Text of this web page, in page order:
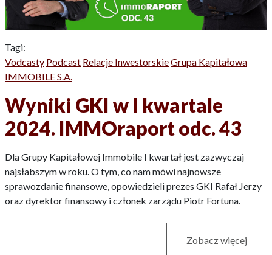
Tagi:
Vodcasty Podcast Relacje InwestorskieGrupa Kapitałowa
IMMOBILE S.A.
Wyniki GKI w I kwartale
2024. IMMOraport odc. 43
Dla Grupy Kapitałowej Immobile I kwartał jest zazwyczaj
najsłabszym w roku. O tym, co nam mówi najnowsze
sprawozdanie finansowe, opowiedzieli prezes GKI Rafał Jerzy
oraz dyrektor finansowy i członek zarządu Piotr Fortuna.
Zobacz więcej